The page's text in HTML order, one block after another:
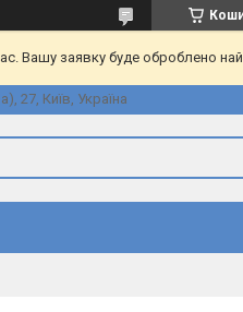
Вашу заявку буде оброблено
27, Київ, Україна